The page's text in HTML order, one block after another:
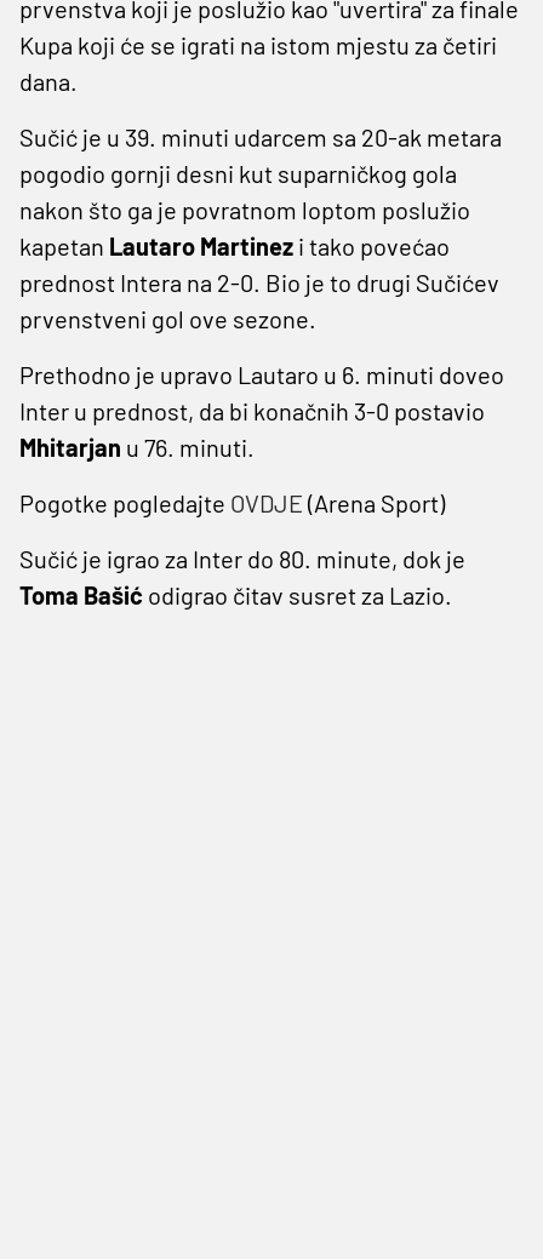
prvenstva koji je poslužio kao "uvertira" za finale
Kupa koji će se igrati na istom mjestu za četiri
dana.
Sučić je u 39. minuti udarcem sa 20-ak metara
pogodio gornji desni kut suparničkog gola
nakon što ga je povratnom loptom poslužio
kapetan Lautaro Martinez i tako povećao
prednost Intera na 2-0. Bio je to drugi Sučićev
prvenstveni gol ove sezone.
Prethodno je upravo Lautaro u 6. minuti doveo
Inter u prednost, da bi konačnih 3-0 postavio
Mhitarjan u 76. minuti.
Pogotke pogledajte OVDJE (Arena Sport)
Sučić je igrao za Inter do 80. minute, dok je
Toma Bašić odigrao čitav susret za Lazio.